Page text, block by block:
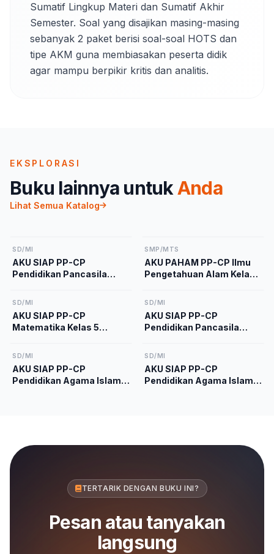
Sumatif Lingkup Materi dan Sumatif Akhir
Semester. Soal yang disajikan masing-masing
sebanyak 2 paket berisi soal-soal HOTS dan
tipe AKM guna membiasakan peserta didik
agar mampu berpikir kritis dan analitis.
EKSPLORASI
Buku lainnya untukAnda
Lihat Semua Katalog
SD/MI
AKU SIAP PP-CP
Pendidikan Pancasila
Merdeka
SMP/MTS
AKU PAHAM PP-CP Ilmu
Pengetahuan Alam Kelas
SD/MI
AKU SIAP PP-CP
Matematika Kelas 5
SD/MI
AKU SIAP PP-CP
Pendidikan Pancasila
Merdeka
SD/MI
AKU SIAP PP-CP
Pendidikan Agama Islam
SD/MI
AKU SIAP PP-CP
Pendidikan Agama Islam
TERTARIK DENGAN BUKU INI?
Pesan atau tanyakan
langsung